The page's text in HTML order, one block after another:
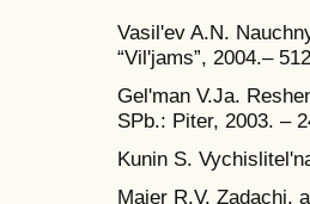
Vasil'ev A.N.
“Vil'jams”, 2004.–
Gel'man V.Ja.
SPb.: Piter, 2003. –
Kunin S.
Majer R.V. Zadachi,